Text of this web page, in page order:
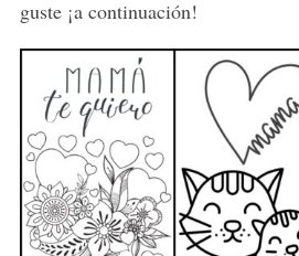
guste ¡a continuación!